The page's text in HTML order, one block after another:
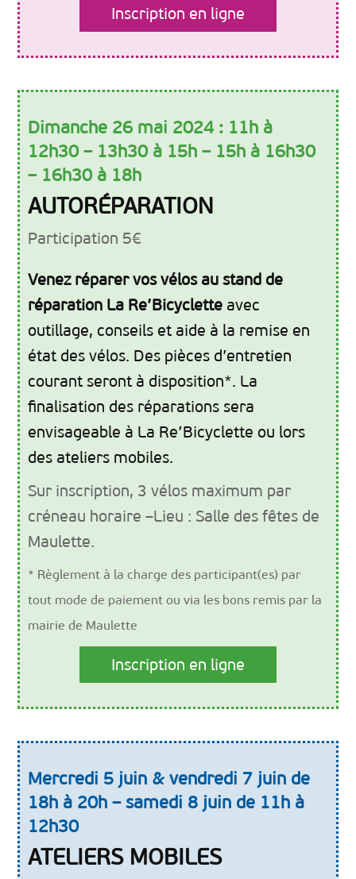
Inscription en ligne
Dimanche 26 mai 2024 : 11h à
12h30 – 13h30 à 15h – 15h à 16h30
– 16h30 à 18h
AUTORÉPARATION
Participation 5€
Venez réparer vos vélos au stand de
réparation La Re’Bicyclette avec
outillage, conseils et aide à la remise en
état des vélos. Des pièces d’entretien
courant seront à disposition*. La
finalisation des réparations sera
envisageable à La Re’Bicyclette ou lors
des ateliers mobiles.
Sur inscription, 3 vélos maximum par
créneau horaire –Lieu : Salle des fêtes de
Maulette.
* Règlement à la charge des participant(es) par
tout mode de paiement ou via les bons remis par la
mairie de Maulette
Inscription en ligne
Mercredi 5 juin & vendredi 7 juin de
18h à 20h – samedi 8 juin de 11h à
12h30
ATELIERS MOBILES